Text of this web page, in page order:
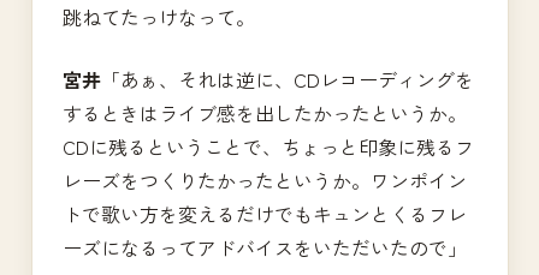
跳ねてたっけなって。
宮井 「あぁ、それは逆に、CDレコーディングを
するときはライブ感を出したかったというか。
CDに残るということで、ちょっと印象に残るフ
レーズをつくりたかったというか。ワンポイン
トで歌い方を変えるだけでもキュンとくるフレ
ーズになるってアドバイスをいただいたので」